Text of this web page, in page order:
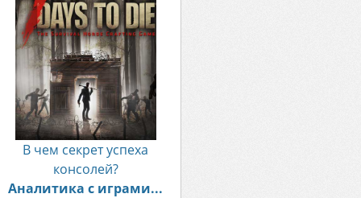
В чем секрет успеха
консолей?
Аналитика с играми...